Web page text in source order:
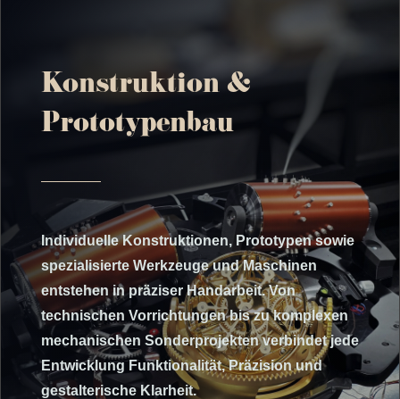
Konstruktion &
Prototypenbau
Individuelle Konstruktionen, Prototypen sowie
spezialisierte Werkzeuge und Maschinen
entstehen in präziser Handarbeit. Von
technischen Vorrichtungen bis zu komplexen
mechanischen Sonderprojekten verbindet jede
Entwicklung Funktionalität, Präzision und
gestalterische Klarheit.